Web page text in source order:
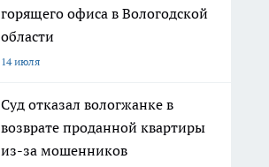
горящего офиса в Вологодской
области
14 июля
Суд отказал вологжанке в
возврате проданной квартиры
из-за мошенников